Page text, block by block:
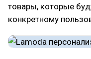
товары, которые
конкретному